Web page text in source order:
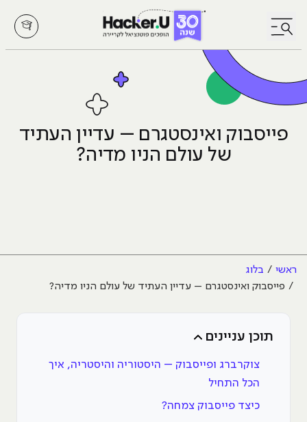
לחץ לפתיחת/סגירת תפריט
פייסבוק ואינסטגרם – עדיין העתיד
של עולם הניו מדיה?
ראשי
בלוג
פייסבוק ואינסטגרם – עדיין העתיד של עולם הניו מדיה?
תוכן עניינים
צוקרברג ופייסבוק – היסטוריה והיסטריה, איך
הכל התחיל
כיצד פייסבוק צמחה?